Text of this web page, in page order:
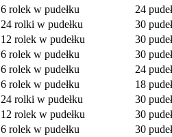
6 rolek w pudełku
24
24 rolki w pudełku
30
12 rolek w pudełku
30
6 rolek w pudełku
30
6 rolek w pudełku
24
6 rolek w pudełku
18
24 rolki w pudełku
30
12 rolek w pudełku
30
6 rolek w pudełku
30